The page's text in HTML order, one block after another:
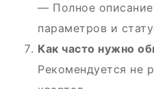
— Полное описание
параметров и
Как часто нужно
Рекомендуется не